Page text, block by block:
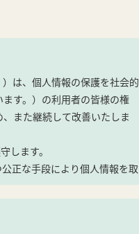
は、個人情報の保護を社会的
す。）の利用者の皆様の権
また継続して改善いたしま
します。
正な手段により個人情報を取